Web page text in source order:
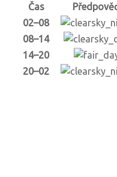
Čas
02–08
08–14
14–20
20–02